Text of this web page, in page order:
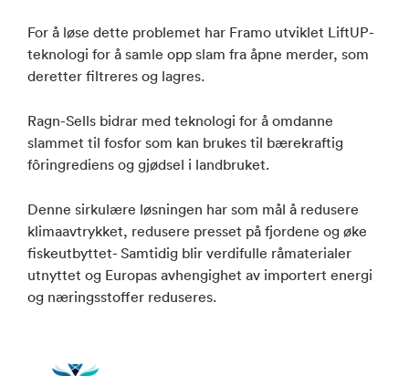
For å løse dette problemet har Framo utviklet LiftUP-
teknologi for å samle opp slam fra åpne merder, som
deretter filtreres og lagres.
Ragn-Sells bidrar med teknologi for å omdanne
slammet til fosfor som kan brukes til bærekraftig
fôringrediens og gjødsel i landbruket.
Denne sirkulære løsningen har som mål å redusere
klimaavtrykket, redusere presset på fjordene og øke
fiskeutbyttet- Samtidig blir verdifulle råmaterialer
utnyttet og Europas avhengighet av importert energi
og næringsstoffer reduseres.